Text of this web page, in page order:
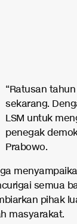
“Ratusan
sekarang.
LSM untuk
penegak
Prabowo.
semua
pihak
masyarakat.